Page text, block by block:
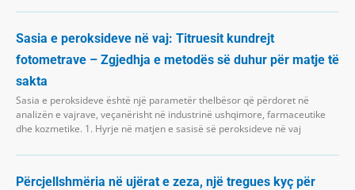
Sasia e peroksideve në vaj: Titruesit kundrejt
fotometrave – Zgjedhja e metodës së duhur për matje të
sakta
Sasia e peroksideve është një parametër thelbësor që përdoret në
analizën e vajrave, veçanërisht në industrinë ushqimore, farmaceutike
dhe kozmetike. 1. Hyrje në matjen e sasisë së peroksideve në vaj
Përcjellshmëria në ujërat e zeza, një tregues kyç për